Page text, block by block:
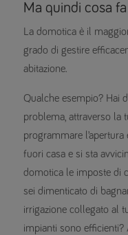
Ma quindi cosa
La domotica è il
grado di gestire
abitazione.
Qualche esempio? Hai
problema, attraverso la
programmare
fuori casa e si sta
domotica le imposte di
sei dimenticato di
irrigazione collegato al
impianti sono